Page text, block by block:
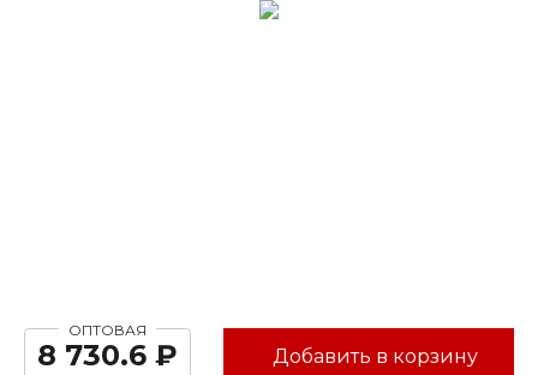
ОПТОВАЯ
8 730.6 ₽ Добавить в корзину